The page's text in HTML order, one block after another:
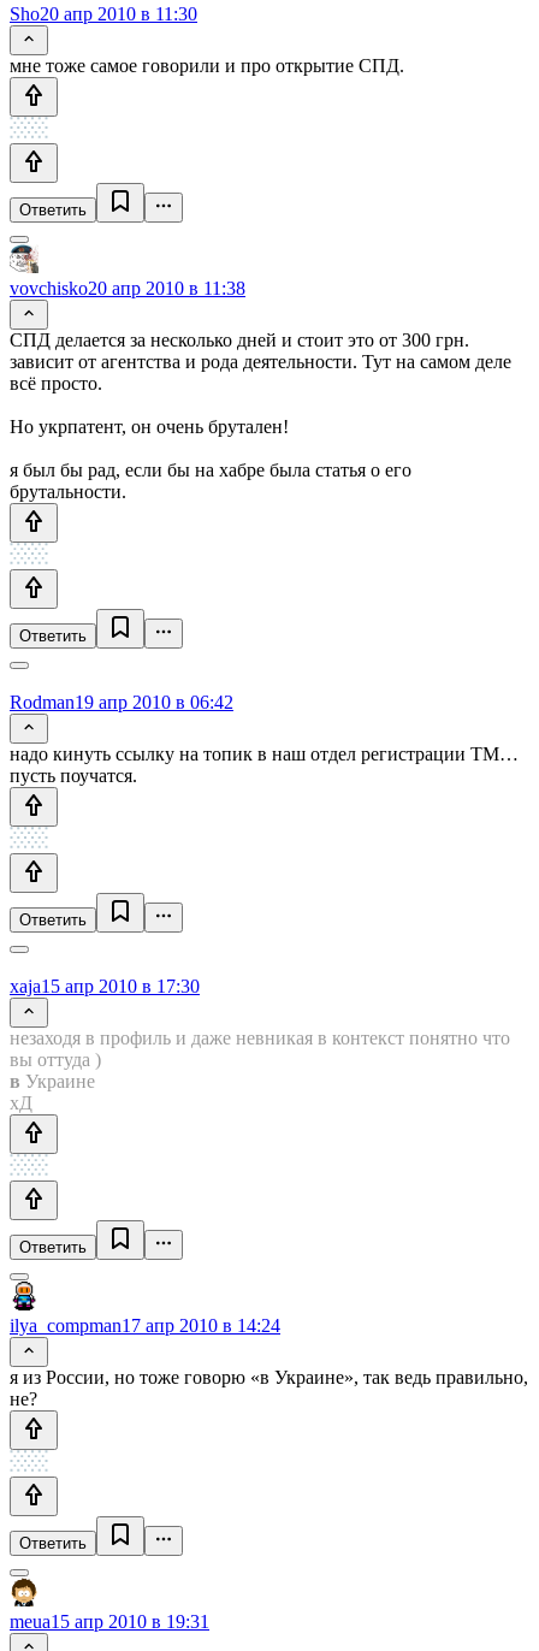
Sho20 апр 2010 в 11:30
мне тоже самое говорили и про открытие СПД.
Ответить
vovchisko20 апр 2010 в 11:38
СПД делается за несколько дней и стоит это от 300 грн.
зависит от агентства и рода деятельности. Тут на самом деле
всё просто.
Но укрпатент, он очень брутален!
я был бы рад, если бы на хабре была статья о его
брутальности.
Ответить
Rodman19 апр 2010 в 06:42
надо кинуть ссылку на топик в наш отдел регистрации ТМ…
пусть поучатся.
Ответить
xaja15 апр 2010 в 17:30
незаходя в профиль и даже невникая в контекст понятно что
вы оттуда )
в Украине
хД
Ответить
ilya_compman17 апр 2010 в 14:24
я из России, но тоже говорю «в Украине», так ведь правильно,
не?
Ответить
meua15 апр 2010 в 19:31